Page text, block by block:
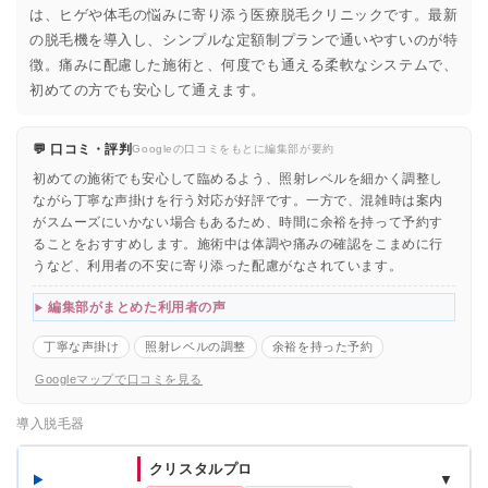
は、ヒゲや体毛の悩みに寄り添う医療脱毛クリニックです。最新
の脱毛機を導入し、シンプルな定額制プランで通いやすいのが特
徴。痛みに配慮した施術と、何度でも通える柔軟なシステムで、
初めての方でも安心して通えます。
💬 口コミ・評判Googleの口コミをもとに編集部が要約
初めての施術でも安心して臨めるよう、照射レベルを細かく調整し
ながら丁寧な声掛けを行う対応が好評です。一方で、混雑時は案内
がスムーズにいかない場合もあるため、時間に余裕を持って予約す
ることをおすすめします。施術中は体調や痛みの確認をこまめに行
うなど、利用者の不安に寄り添った配慮がなされています。
編集部がまとめた利用者の声
丁寧な声掛け 照射レベルの調整 余裕を持った予約
Googleマップで口コミを見る
導入脱毛器
クリスタルプロ
▼